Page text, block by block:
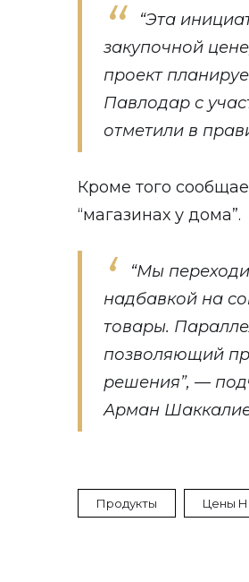
“Эта
закупочной
проект
Павлодар с
отметили в
Кроме того
“магазинах у дома”.
“Мы
надбавкой на
товары.
позволяющий
решения”, —
Арман
Продукты Цены